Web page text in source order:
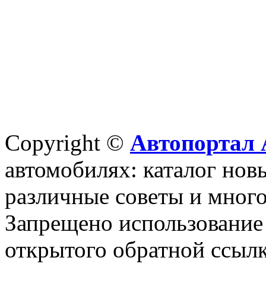
Copyright © Автопортал
автомобилях: каталог
различные советы и
Запрещено
открытого обратной